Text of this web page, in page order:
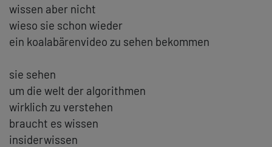
wissen aber nicht
wieso sie schon wieder
ein koalabärenvideo zu sehen bekommen
sie sehen
um die welt der algorithmen
wirklich zu verstehen
braucht es wissen
insiderwissen